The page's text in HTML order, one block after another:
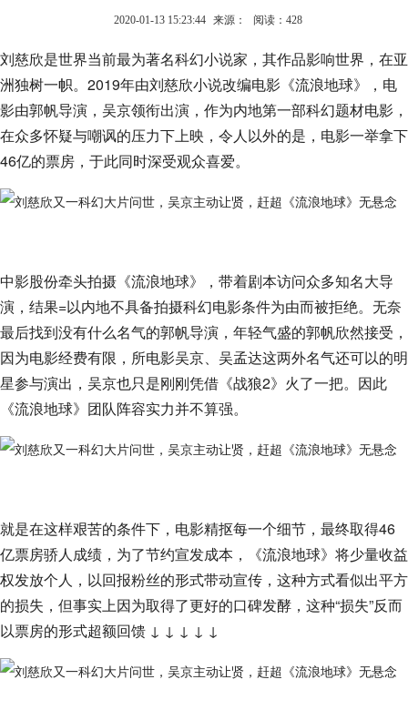
2020-01-13 15:23:44 来源： 阅读：428
刘慈欣是世界当前最为著名科幻小说家，其作品影响世界，在亚
洲独树一帜。2019年由刘慈欣小说改编电影《流浪地球》，电
影由郭帆导演，吴京领衔出演，作为内地第一部科幻题材电影，
在众多怀疑与嘲讽的压力下上映，令人以外的是，电影一举拿下
46亿的票房，于此同时深受观众喜爱。
中影股份牵头拍摄《流浪地球》，带着剧本访问众多知名大导
演，结果=以内地不具备拍摄科幻电影条件为由而被拒绝。无奈
最后找到没有什么名气的郭帆导演，年轻气盛的郭帆欣然接受，
因为电影经费有限，所电影吴京、吴孟达这两外名气还可以的明
星参与演出，吴京也只是刚刚凭借《战狼2》火了一把。因此
《流浪地球》团队阵容实力并不算强。
就是在这样艰苦的条件下，电影精抠每一个细节，最终取得46
亿票房骄人成绩，为了节约宣发成本，《流浪地球》将少量收益
权发放个人，以回报粉丝的形式带动宣传，这种方式看似出平方
的损失，但事实上因为取得了更好的口碑发酵，这种“损失”反而
以票房的形式超额回馈 ↓ ↓ ↓ ↓ ↓